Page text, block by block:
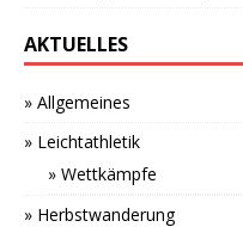
AKTUELLES
» Allgemeines
» Leichtathletik
» Wettkämpfe
» Herbstwanderung